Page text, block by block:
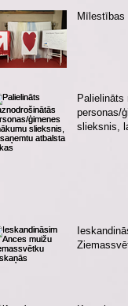
Mīlestības
Palielināts
personas/
slieksnis,